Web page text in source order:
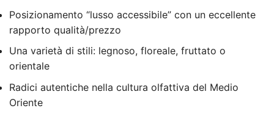
Posizionamento “lusso accessibile” con un eccellente
rapporto qualità/prezzo
Una varietà di stili: legnoso, floreale, fruttato o
orientale
Radici autentiche nella cultura olfattiva del Medio
Oriente